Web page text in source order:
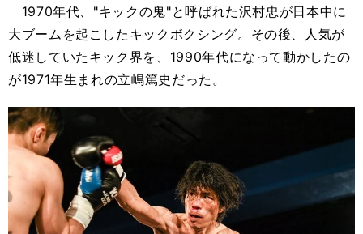
1970年代、"キックの鬼"と呼ばれた沢村忠が日本中に
大ブームを起こしたキックボクシング。その後、人気が
低迷していたキック界を、1990年代になって動かしたの
が1971年生まれの立嶋篤史だった。